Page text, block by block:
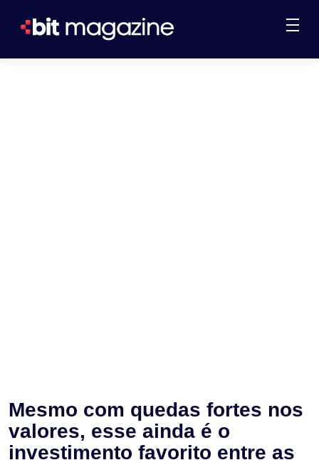
Mesmo com quedas fortes nos
valores, esse ainda é o
investimento favorito entre as